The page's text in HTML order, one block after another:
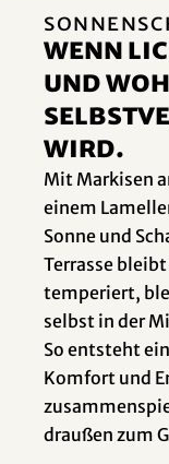
Wenn
und
wird.
Mit Markisen
einem
Sonne und
Terrasse
temperiert,
selbst in der
So entsteht
Komfort und
draußen zum